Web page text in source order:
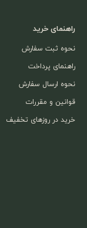
راهنمای خرید
نحوه ثبت سفارش
راهنمای پرداخت
نحوه ارسال سفارش
قوانین و مقررات
خرید در روزهای تخفیف